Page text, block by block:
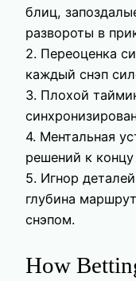
блиц,
развороты в
2. Переоценка
каждый снэп
3. Плохой
4. Ментальная
решений к
5. Игнор
глубина
снэпом.
How